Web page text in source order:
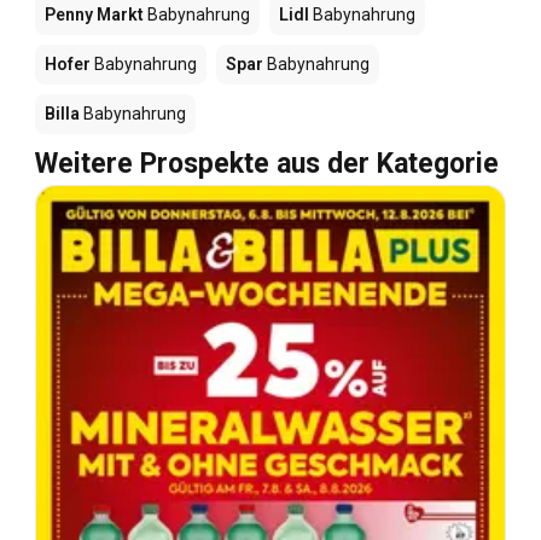
Penny Markt Babynahrung Lidl Babynahrung
Hofer Babynahrung Spar Babynahrung
Billa Babynahrung
Weitere Prospekte aus der Kategorie